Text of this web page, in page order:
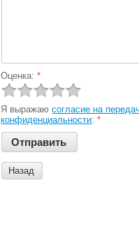
Оценка:*
Я выражаюсогласие на
конфиденциальности:*
Назад